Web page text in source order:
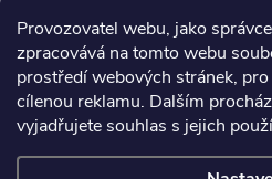
Provozovatel webu, jako
zpracovává na tomto webu
prostředí webových stránek,
cílenou reklamu. Dalším
vyjadřujete souhlas s jejich